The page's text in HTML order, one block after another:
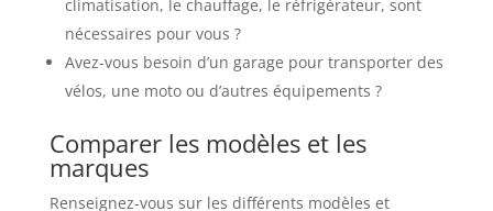
climatisation, le chauffage, le réfrigérateur, sont
nécessaires pour vous ?
Avez-vous besoin d’un garage pour transporter des
vélos, une moto ou d’autres équipements ?
Comparer les modèles et les
marques
Renseignez-vous sur les différents modèles et